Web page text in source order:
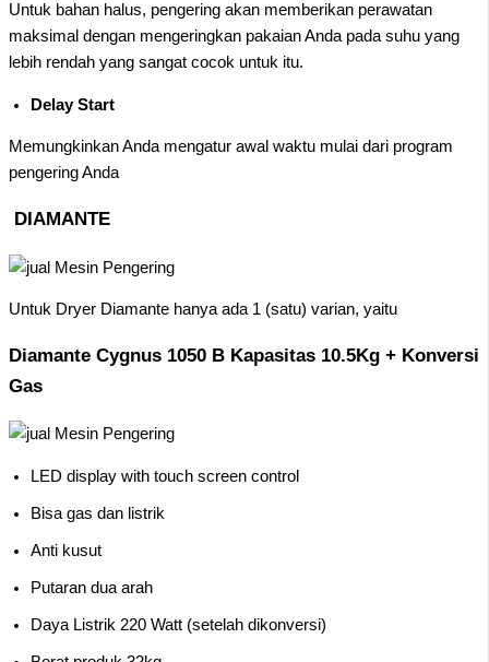
Untuk bahan halus, pengering akan memberikan perawatan
maksimal dengan mengeringkan pakaian Anda pada suhu yang
lebih rendah yang sangat cocok untuk itu.
Delay Start
Memungkinkan Anda mengatur awal waktu mulai dari program
pengering Anda
DIAMANTE
Untuk Dryer Diamante hanya ada 1 (satu) varian, yaitu
Diamante Cygnus 1050 B Kapasitas 10.5Kg + Konversi
Gas
LED display with touch screen control
Bisa gas dan listrik
Anti kusut
Putaran dua arah
Daya Listrik 220 Watt (setelah dikonversi)